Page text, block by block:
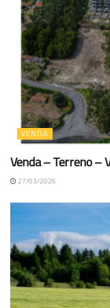
VENDA
Venda – Terreno –
27/03/2026